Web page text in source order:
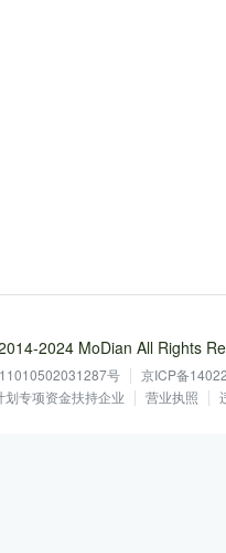
2024 MoDian All Rights
号 京ICP备
专项资金扶持企业
营业执照